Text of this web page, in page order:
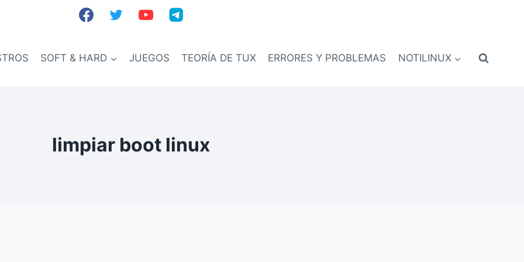
SOFT & HARD JUEGOS TEORÍA DE TUX ERRORES Y PROBLEMAS NOTILINUX
limpiar boot linux